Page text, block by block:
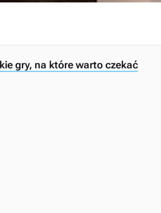
gry, na które warto czekać